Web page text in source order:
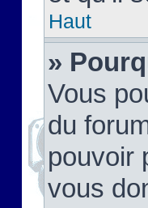
Haut
»
Vous
du
pouvoir
vous